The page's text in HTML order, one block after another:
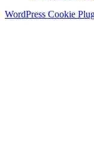
WordPress Cookie